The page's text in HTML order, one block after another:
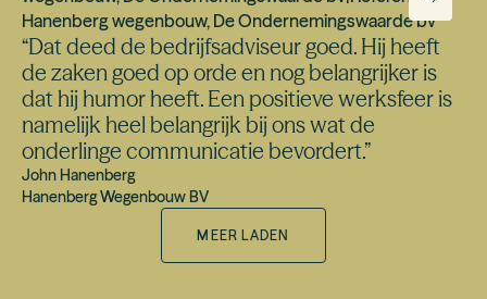
“Dat deed de bedrijfsadviseur goed. Hij heeft
de zaken goed op orde en nog belangrijker is
dat hij humor heeft. Een positieve werksfeer is
namelijk heel belangrijk bij ons wat de
onderlinge communicatie bevordert.”
John Hanenberg
Hanenberg Wegenbouw BV
MEER LADEN